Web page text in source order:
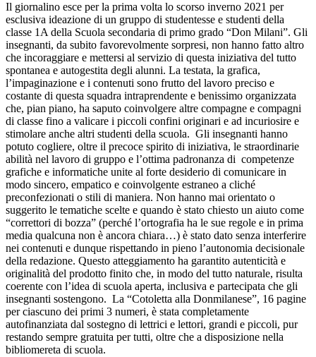
Il giornalino esce per la prima volta lo scorso inverno 2021 per
esclusiva ideazione di un gruppo di studentesse e studenti della
classe 1A della Scuola secondaria di primo grado “Don Milani”. Gli
insegnanti, da subito favorevolmente sorpresi, non hanno fatto altro
che incoraggiare e mettersi al servizio di questa iniziativa del tutto
spontanea e autogestita degli alunni. La testata, la grafica,
l’impaginazione e i contenuti sono frutto del lavoro preciso e
costante di questa squadra intraprendente e benissimo organizzata
che, pian piano, ha saputo coinvolgere altre compagne e compagni
di classe fino a valicare i piccoli confini originari e ad incuriosire e
stimolare anche altri studenti della scuola. Gli insegnanti hanno
potuto cogliere, oltre il precoce spirito di iniziativa, le straordinarie
abilità nel lavoro di gruppo e l’ottima padronanza di competenze
grafiche e informatiche unite al forte desiderio di comunicare in
modo sincero, empatico e coinvolgente estraneo a cliché
preconfezionati o stili di maniera. Non hanno mai orientato o
suggerito le tematiche scelte e quando è stato chiesto un aiuto come
“correttori di bozza” (perché l’ortografia ha le sue regole e in prima
media qualcuna non è ancora chiara…) è stato dato senza interferire
nei contenuti e dunque rispettando in pieno l’autonomia decisionale
della redazione. Questo atteggiamento ha garantito autenticità e
originalità del prodotto finito che, in modo del tutto naturale, risulta
coerente con l’idea di scuola aperta, inclusiva e partecipata che gli
insegnanti sostengono. La “Cotoletta alla Donmilanese”, 16 pagine
per ciascuno dei primi 3 numeri, è stata completamente
autofinanziata dal sostegno di lettrici e lettori, grandi e piccoli, pur
restando sempre gratuita per tutti, oltre che a disposizione nella
bibliomereta di scuola.